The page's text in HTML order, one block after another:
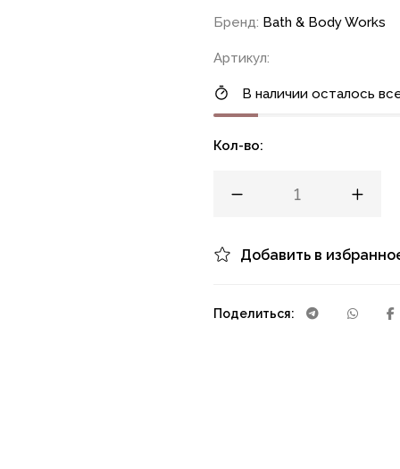
Бренд: Bath & Body Works
Артикул:
В наличии осталось
Кол-во:
Добавить в
Поделиться: